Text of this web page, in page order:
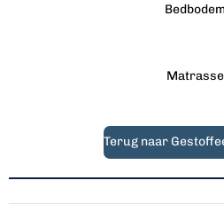
Terug naar